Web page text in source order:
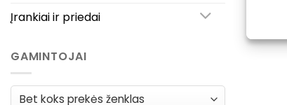
Įrankiai ir priedai
GAMINTOJAI